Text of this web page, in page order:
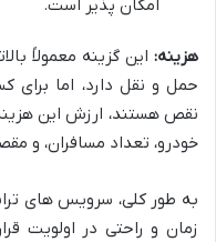
امکان پذیر است.
هزینه: این گزینه معمولاً
حمل و نقل دارد، اما برای
نقص هستند، ارزش این
خودرو، تعداد مسافران، و
به طور کلی، سرویس های
زمان و راحتی در اولویت